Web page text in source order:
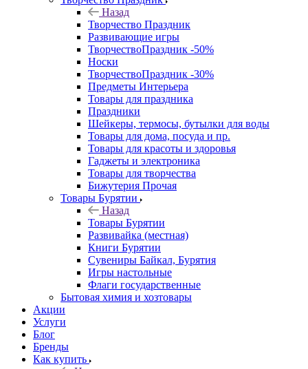
Назад
Творчество Праздник
Развивающие игры
ТворчествоПраздник -50%
Носки
ТворчествоПраздник -30%
Предметы Интерьера
Товары для праздника
Праздники
Шейкеры, термосы, бутылки для воды
Товары для дома, посуда и пр.
Товары для красоты и здоровья
Гаджеты и электроника
Товары для творчества
Бижутерия Прочая
Товары Бурятии
Назад
Товары Бурятии
Развивайка (местная)
Книги Бурятии
Сувениры Байкал, Бурятия
Игры настольные
Флаги государственные
Бытовая химия и хозтовары
Акции
Услуги
Блог
Бренды
Как купить